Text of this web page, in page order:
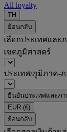
All loyalty
TH
ย้อนกลับ
เลือกประเทศและ
เขตภูมิศาสตร์
ประเทศ/ภูมิภาค-
ยืนยันประเทศและภา
EUR (€)
ย้อนกลับ